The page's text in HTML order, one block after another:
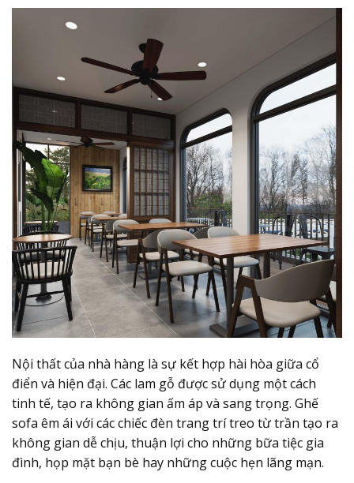
Nội thất của nhà hàng là sự kết hợp hài hòa giữa cổ
điển và hiện đại. Các lam gỗ được sử dụng một cách
tinh tế, tạo ra không gian ấm áp và sang trọng. Ghế
sofa êm ái với các chiếc đèn trang trí treo từ trần tạo ra
không gian dễ chịu, thuận lợi cho những bữa tiệc gia
đình, họp mặt bạn bè hay những cuộc hẹn lãng mạn.